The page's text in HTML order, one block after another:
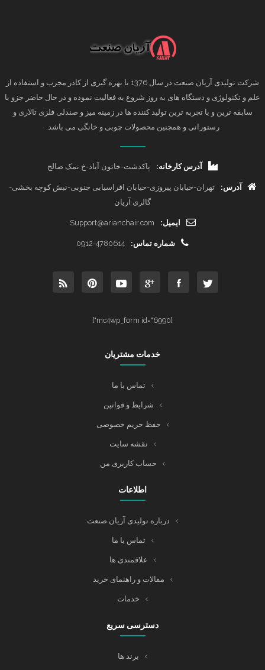
شرکت تولیدی آریان صنعت در سال 1376 با بهره گیری از کادر مجرب و استفاده از
علم و تکنولوژی و دستگاه های به روز شروع به فعالیت نموده و در حال حاضر جزو با
سابقه ترین و با تجربه ترین تولید کننده ها در زمینه میز و صندلی فلزی تالاری و
رستورانی و همچنین محصولات چوبی و خانگی می باشد.
آدرس کارخانه: پاکدشت-خاتون آباد-خ نمک صالح
آدرس:
تهران-خیابان پیروزی-خیابان افراسیابی جنوبی-نبش کوچه بخشی-
گالری آریان
ایمیل: Support@arianchair.com
شماره تماس: 0912-4780614
[mc4wp_form id="6990"]
خدمات مشتریان
تماس با ما
شرایط و قوانین
حفظ حریم خصوصی
نقشه سایت
حساب کاربری من
اطلاعات
درباره تولیدی آریان صنعت
تماس با ما
علاقمندی ها
مقالات و راهنمای خرید
خدمات
دسترسی سریع
برند ها